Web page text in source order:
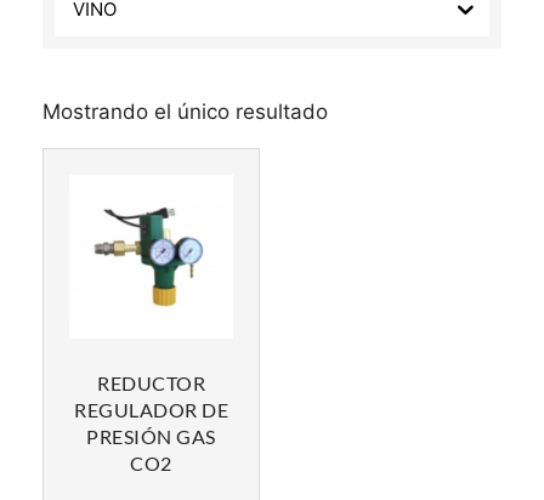
VINO
Mostrando el único resultado
REDUCTOR
REGULADOR DE
PRESIÓN GAS
CO2